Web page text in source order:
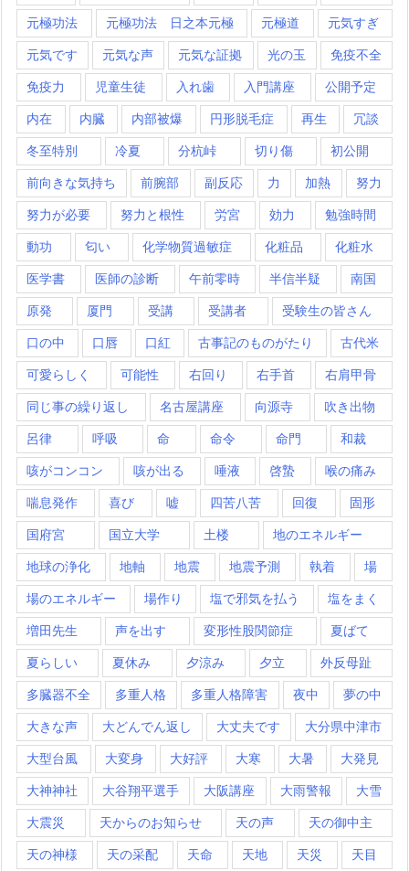
元極功法 元極功法 日之本元極 元極道 元気すぎ
元気です 元気な声 元気な証拠 光の玉 免疫不全
免疫力 児童生徒 入れ歯 入門講座 公開予定
内在 内臓 内部被爆 円形脱毛症 再生 冗談
冬至特別 冷夏 分杭峠 切り傷 初公開
前向きな気持ち 前腕部 副反応 力 加熱 努力
努力が必要 努力と根性 労宮 効力 勉強時間
動功 匂い 化学物質過敏症 化粧品 化粧水
医学書 医師の診断 午前零時 半信半疑 南国
原発 厦門 受講 受講者 受験生の皆さん
口の中 口唇 口紅 古事記のものがたり 古代米
可愛らしく 可能性 右回り 右手首 右肩甲骨
同じ事の繰り返し 名古屋講座 向源寺 吹き出物
呂律 呼吸 命 命令 命門 和裁
咳がコンコン 咳が出る 唾液 啓蟄 喉の痛み
喘息発作 喜び 嘘 四苦八苦 回復 固形
国府宮 国立大学 土楼 地のエネルギー
地球の浄化 地軸 地震 地震予測 執着 場
場のエネルギー 場作り 塩で邪気を払う 塩をまく
増田先生 声を出す 変形性股関節症 夏ばて
夏らしい 夏休み 夕涼み 夕立 外反母趾
多臓器不全 多重人格 多重人格障害 夜中 夢の中
大きな声 大どんでん返し 大丈夫です 大分県中津市
大型台風 大変身 大好評 大寒 大暑 大発見
大神神社 大谷翔平選手 大阪講座 大雨警報 大雪
大震災 天からのお知らせ 天の声 天の御中主
天の神様 天の采配 天命 天地 天災 天目